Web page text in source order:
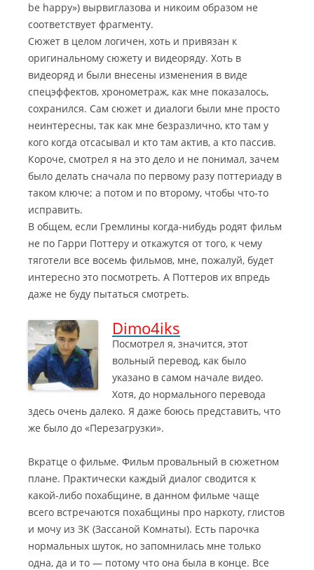
be happy») вырвиглазова и никоим образом не
соответствует фрагменту.
Сюжет в целом логичен, хоть и привязан к
оригинальному сюжету и видеоряду. Хоть в
видеоряд и были внесены изменения в виде
спецэффектов, хронометраж, как мне показалось,
сохранился. Сам сюжет и диалоги были мне просто
неинтересны, так как мне безразлично, кто там у
кого когда отсасывал и кто там актив, а кто пассив.
Короче, смотрел я на это дело и не понимал, зачем
было делать сначала по первому разу поттериаду в
таком ключе; а потом и по второму, чтобы что-то
исправить.
В общем, если Гремлины когда-нибудь родят фильм
не по Гарри Поттеру и откажутся от того, к чему
тяготели все восемь фильмов, мне, пожалуй, будет
интересно это посмотреть. А Поттеров их впредь
даже не буду пытаться смотреть.
Dimo4iks
Посмотрел я, значится, этот
вольный перевод, как было
указано в самом начале видео.
Хотя, до нормального перевода
здесь очень далеко. Я даже боюсь представить, что
же было до «Перезагрузки».
Вкратце о фильме. Фильм провальный в сюжетном
плане. Практически каждый диалог сводится к
какой-либо похабщине, в данном фильме чаще
всего встречаются похабщины про наркоту, глистов
и мочу из ЗК (Зассаной Комнаты). Есть парочка
нормальных шуток, но запомнилась мне только
одна, да и то — потому что она была в конце. Все